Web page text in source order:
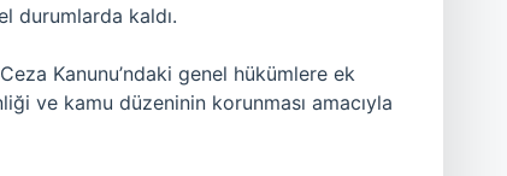
durumlarda kaldı.
Kanunu’ndaki genel hükümlere ek
ve kamu düzeninin korunması amacıyla